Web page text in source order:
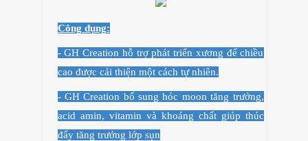
Công dụng:
- GH Creation hỗ trợ phát triển xương để chiều
cao được cải thiện một cách tự nhiên.
- GH Creation bổ sung hóc moon tăng trưởng,
acid amin, vitamin và khoáng chất giúp thúc
đẩy tăng trưởng lớp sụn